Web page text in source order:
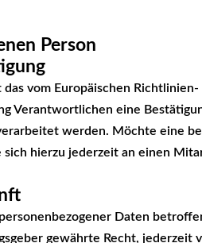
Person
vom Europäischen
Verantwortlichen eine
werden. Möchte eine
sich hierzu jederzeit an einen
Daten
gewährte Recht, jederzeit